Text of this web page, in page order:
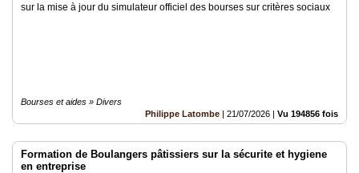
sur la mise à jour du simulateur officiel des bourses sur critères sociaux
Bourses et aides » Divers
Philippe Latombe | 21/07/2026 | Vu 194856 fois
Formation de Boulangers pâtissiers sur la sécurite et hygiene
en entreprise